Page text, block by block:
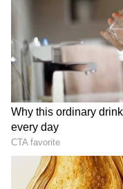
ಪ್ಟೆಂಬರ್ 29, 1929
2023 ಫೆಬ್ರವರಿಯಲ್ಲಿ
ಹೆಚ್ಚು ಹಿಂದಿ
ಮಾಡಿದ ಮತ್ತು
ಹಾಡಿರುವ ಅತ್ಯುತ್ತಮ
ಗಾಯಕರಲ್ಲಿ ಒಬ್ಬರು.
ಸಮಗ್ರ ಸುದ್ದಿ